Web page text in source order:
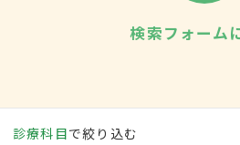
検索フォーム
診療科目で絞り込む